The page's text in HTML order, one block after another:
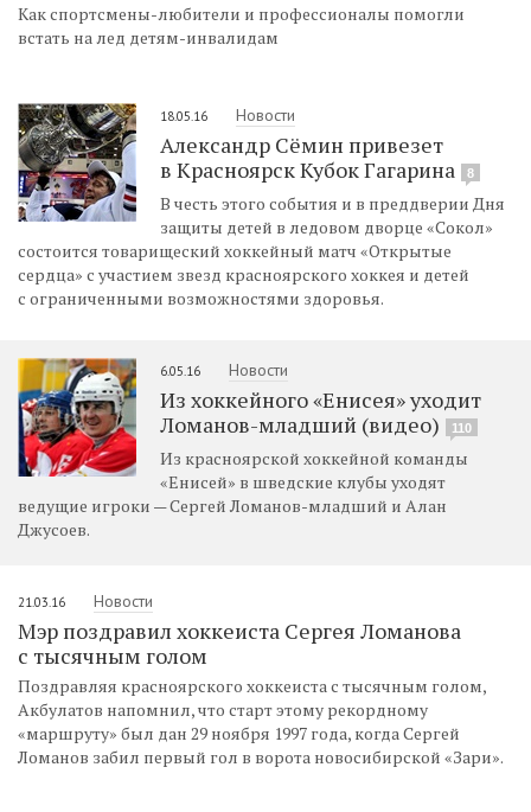
Как спортсмены-любители и профессионалы помогли
встать на лед детям-инвалидам
18.05.16 Новости
Александр Сёмин привезет
в Красноярск Кубок Гагарина
8
В честь этого события и в преддверии Дня
защиты детей в ледовом дворце «Сокол»
состоится товарищеский хоккейный матч «Открытые
сердца» с участием звезд красноярского хоккея и детей
с ограниченными возможностями здоровья.
6.05.16 Новости
Из хоккейного «Енисея» уходит
Ломанов-младший (видео)
110
Из красноярской хоккейной команды
«Енисей» в шведские клубы уходят
ведущие игроки — Сергей Ломанов-младший и Алан
Джусоев.
21.03.16 Новости
Мэр поздравил хоккеиста Сергея Ломанова
с тысячным голом
Поздравляя красноярского хоккеиста с тысячным голом,
Акбулатов напомнил, что старт этому рекордному
«маршруту» был дан 29 ноября 1997 года, когда Сергей
Ломанов забил первый гол в ворота новосибирской «Зари».